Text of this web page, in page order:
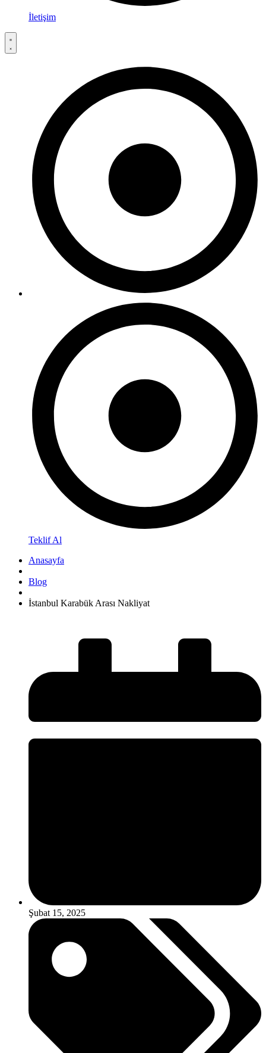
İletişim
Teklif Al
Anasayfa
Blog
İstanbul Karabük Arası Nakliyat
Şubat 15, 2025